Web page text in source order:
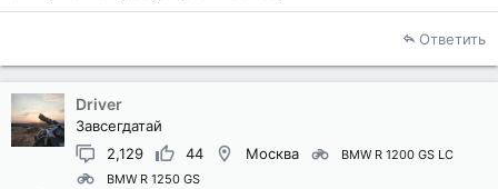
Ответить
Driver
Завсегдатай
2,129
44 Москва
BMW R 1200 GS LC
BMW R 1250 GS